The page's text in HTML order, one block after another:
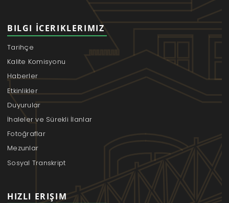
BILGI İCERIKLERIMIZ
Tarihçe
Kalite Komisyonu
Haberler
Etkinlikler
Duyurular
İhaleler ve Sürekli İlanlar
Fotoğraflar
Mezunlar
Sosyal Transkript
HIZLI ERIŞIM